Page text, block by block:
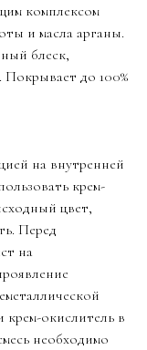
комплексом
и масла арганы.
блеск,
Покрывает до 100%
на внутренней
крем-
цвет,
Перед
на
крем-окислитель в
необходимо